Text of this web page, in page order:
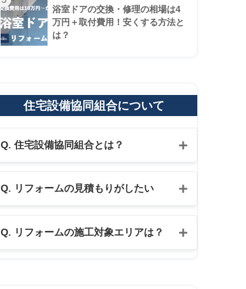
浴室ドアの交換・修理の相場は4
万円＋取付費用！安くする方法と
は？
住宅設備協同組合について
Q. 住宅設備協同組合とは？
Q. リフォームの見積もりがしたい
Q. リフォームの施工対象エリアは？